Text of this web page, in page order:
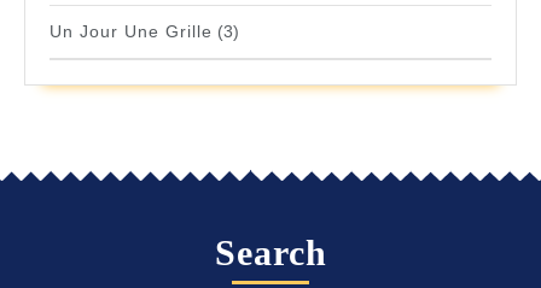
Un Jour Une Grille (3)
Search